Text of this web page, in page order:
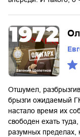
Отшумел,
брызги ожидаемый
настало время их
свободен ехать
разумных пределах,